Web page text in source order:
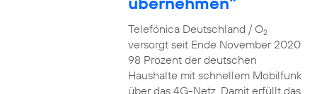
Telefónica Deutschland / O2
versorgt seit Ende November 2020
98 Prozent der deutschen
Haushalte mit schnellem Mobilfunk
über das 4G-Netz. Damit erfüllt das